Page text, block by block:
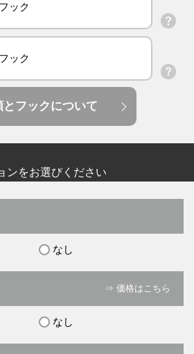
ック
ック
とフックについて
ンをお選びください
なし
⇒ 価格はこちら
なし